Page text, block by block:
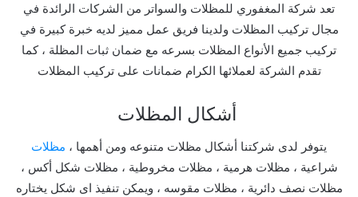
تعد شركة المغفوري للمظلات والسواتر من الشركات الرائدة في
مجال تركيب المظلات ولدينا فريق عمل مميز لديه خبرة كبيرة في
تركيب جميع الأنواع المظلات بسرعه مع ضمان ثبات المظلة ، كما
تقدم الشركة لعملائها الكرام ضمانات على تركيب المظلات
يتوفر لدى شركتنا أشكال مظلات متنوعه ومن أهمها ، مظلات
شراعية ، مظلات هرمية ، مظلات مخروطية ، مظلات شكل أكس ،
مظلات نصف دائرية ، مظلات مقوسه ، ويمكن تنفيذ اى شكل يختاره